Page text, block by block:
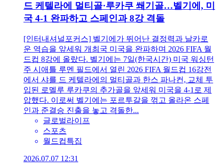
드 케텔라에 멀티골·루카쿠 쐐기골…벨기에, 미
국 4-1 완파하고 스페인과 8강 격돌
[인터내셔널포커스] 벨기에가 뛰어난 결정력과 날카로
운 역습을 앞세워 개최국 미국을 완파하며 2026 FIFA 월
드컵 8강에 올랐다. 벨기에는 7일(한국시간) 미국 워싱턴
주 시애틀 루멘 필드에서 열린 2026 FIFA 월드컵 16강전
에서 샤를 드 케텔라에의 멀티골과 한스 파나컨, 교체 투
입된 로멜루 루카쿠의 추가골을 앞세워 미국을 4-1로 제
압했다. 이로써 벨기에는 포르투갈을 꺾고 올라온 스페
인과 준결승 진출을 놓고 격돌한...
글로벌라이프
스포츠
월드컵특집
2026.07.07 12:31